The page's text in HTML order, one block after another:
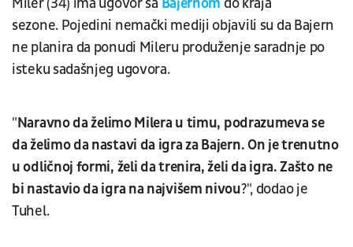
sezone. Pojedini nemački mediji objavili su da Bajern
ne planira da ponudi Mileru produženje saradnje po
isteku sadašnjeg ugovora.
"Naravno da želimo Milera u timu, podrazumeva se
da želimo da nastavi da igra za Bajern. On je trenutno
u odličnoj formi, želi da trenira, želi da igra. Zašto ne
bi nastavio da igra na najvišem nivou?", dodao je
Tuhel.